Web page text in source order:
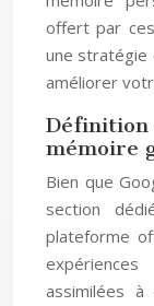
offert par
une stratégie
améliorer
Définition
mémoire
Bien que
section
plateforme
assimilées